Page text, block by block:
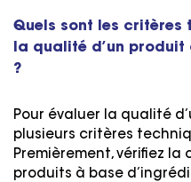
Quels sont les critères
la qualité d’un
?
Pour évaluer la qualité
plusieurs critères
Premièrement, vérifiez la
produits à base